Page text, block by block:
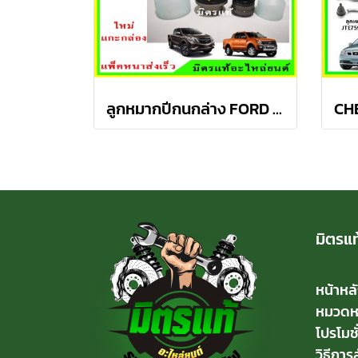
ลูกหมากปีกนกล่าง FORD Ranger T6 / MAZDA BT50 PRO 2WD , 4WD
มิตรแ
หน้าห
หมวด
โปรโม